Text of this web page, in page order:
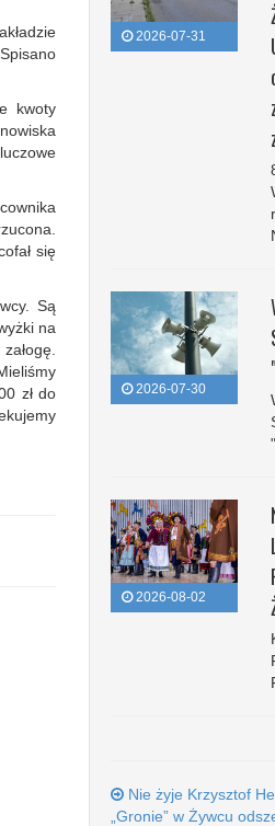
kwoty
się
Są
na
zł do
2026-07-31
2026-07-30
2026-08-02
Nie żyje Krzysztof
„Gronie” w Żywcu